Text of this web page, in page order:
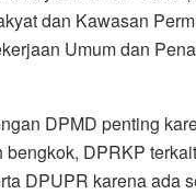
dan Kawasan
Umum dan
DPMD penting
bengkok, DPRKP
DPUPR karena ada